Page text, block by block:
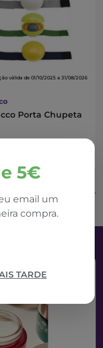
5€
email um
compra.
TARDE
válida de 01/10/2025 a 31/08/2026
Porta Chupeta
ao Carrinho